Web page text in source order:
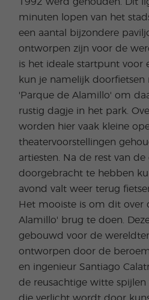
minuten lopen van het
een aantal bijzondere
ontworpen zijn voor de
is het ideale startpunt voor
kun je namelijk doorfietsen
'Parque de Alamillo' om
rustig dagje in het park.
worden hier vaak kleine
theatervoorstellingen
artiesten. Na de rest van
doorgebracht te hebben
avond valt weer terug
Het mooiste is om dit over
Alamillo' brug te doen.
gebouwd voor de
ontworpen door de
en ingenieur Santiago
de reusachtige witte